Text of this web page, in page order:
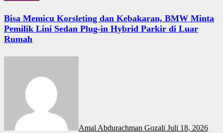
Bisa Memicu Korsleting dan Kebakaran, BMW Minta
Pemilik Lini Sedan Plug-in Hybrid Parkir di Luar
Rumah
Amal Abdurachman Gozali Juli 18, 2026